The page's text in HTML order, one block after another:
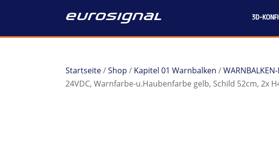
3D-
Startseite/Shop / Kapitel 01 Warnbalken /
24VDC, Warnfarbe-u.Haubenfarbe gelb, Schild 52cm, 2x